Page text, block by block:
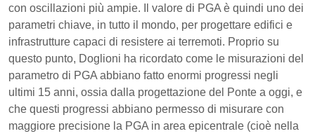
con oscillazioni più ampie. Il valore di PGA è quindi uno dei
parametri chiave, in tutto il mondo, per progettare edifici e
infrastrutture capaci di resistere ai terremoti. Proprio su
questo punto, Doglioni ha ricordato come le misurazioni del
parametro di PGA abbiano fatto enormi progressi negli
ultimi 15 anni, ossia dalla progettazione del Ponte a oggi, e
che questi progressi abbiano permesso di misurare con
maggiore precisione la PGA in area epicentrale (cioè nella